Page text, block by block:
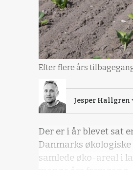
Efter flere års
Jesper Hallgren
Der er i år blevet sat
Danmarks
samlede øko-areal i